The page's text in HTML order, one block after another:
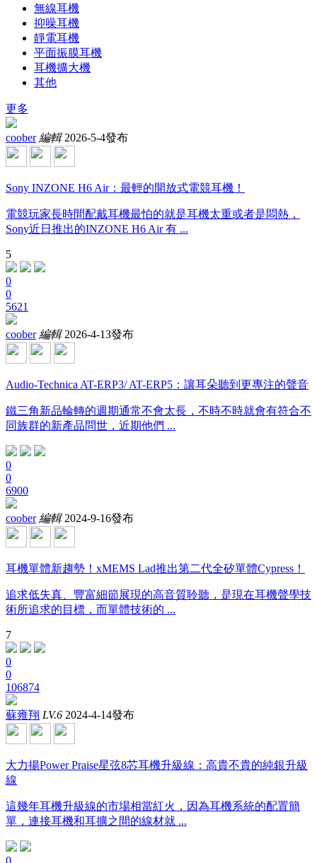
無線耳機
抑噪耳機
靜電耳機
平面振膜耳機
耳機擴大機
其他
更多
coober 編輯 2026-5-4發布
Sony INZONE H6 Air：最輕的開放式電競耳機！
電競玩家長時間配戴耳機最怕的就是耳機太重或者是悶熱，
Sony近日推出的INZONE H6 Air 有 ...
5
0
0
5621
coober 編輯 2026-4-13發布
Audio-Technica AT-ERP3/ AT-ERP5：讓耳朵聽到更專注的聲音
鐵三角新品輪轉的週期通常不會太長，不時不時就會有符合不
同族群的新產品問世，近期他們 ...
0
0
6900
coober 編輯 2024-9-16發布
耳機單體新趨勢！xMEMS Lad推出第二代全矽單體Cypress！
追求低失真、豐富細節展現的高音質聆聽，是現在耳機聲學技
術所追求的目標，而單體技術的 ...
7
0
0
106874
蘇雍翔 LV.6 2024-4-14發布
大力揚Power Praise星弦8芯耳機升級線：高貴不貴的純銀升級
線
這幾年耳機升級線的市場相當紅火，因為耳機系統的配置簡
單，連接耳機和耳擴之間的線材就 ...
0